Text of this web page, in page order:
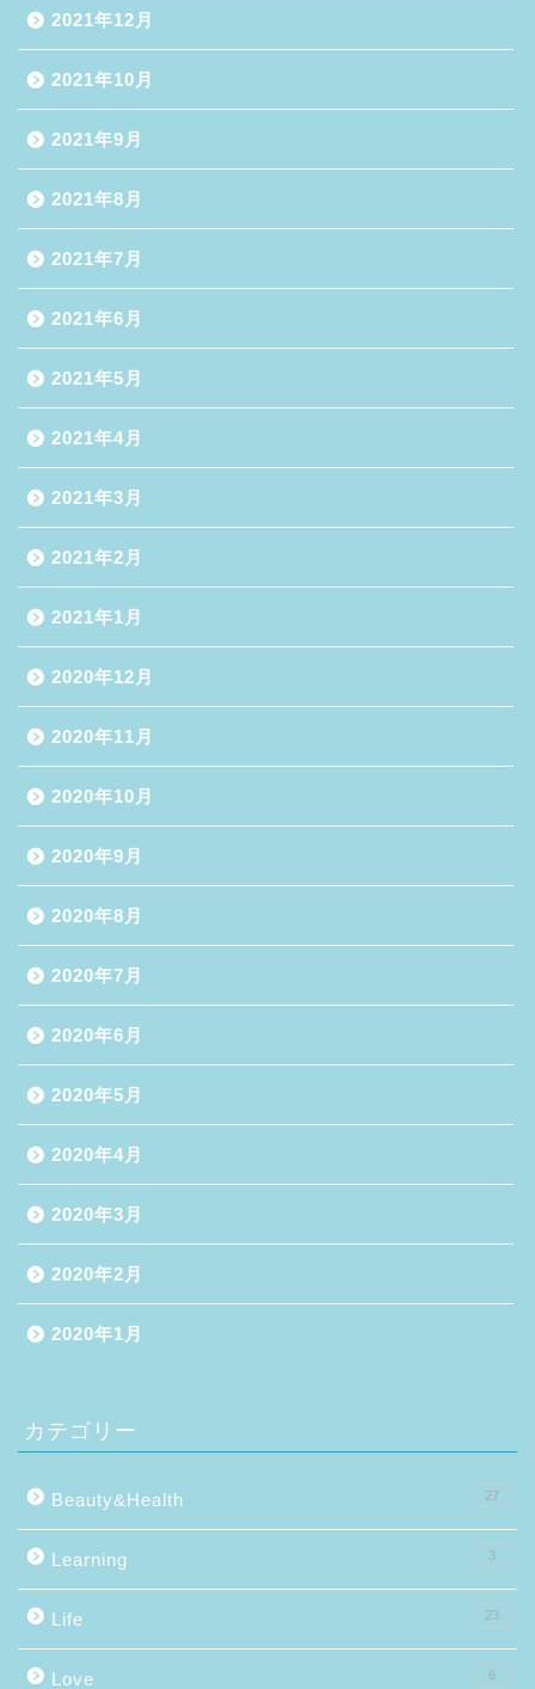
2021年12月
2021年10月
2021年9月
2021年8月
2021年7月
2021年6月
2021年5月
2021年4月
2021年3月
2021年2月
2021年1月
2020年12月
2020年11月
2020年10月
2020年9月
2020年8月
2020年7月
2020年6月
2020年5月
2020年4月
2020年3月
2020年2月
2020年1月
カテゴリー
Beauty&Health 27
Learning 3
Life 23
Love 6